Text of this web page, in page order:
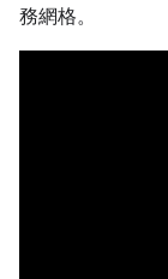
務網格。